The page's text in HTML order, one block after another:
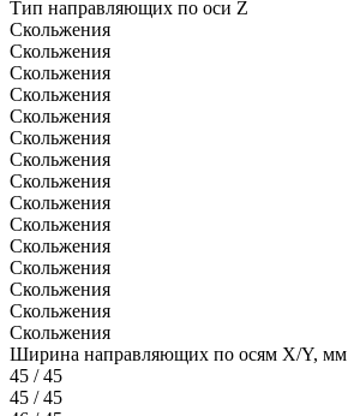
Тип направляющих по оси Z
Скольжения
Скольжения
Скольжения
Скольжения
Скольжения
Скольжения
Скольжения
Скольжения
Скольжения
Скольжения
Скольжения
Скольжения
Скольжения
Скольжения
Скольжения
Ширина направляющих по осям X/Y, мм
45 / 45
45 / 45